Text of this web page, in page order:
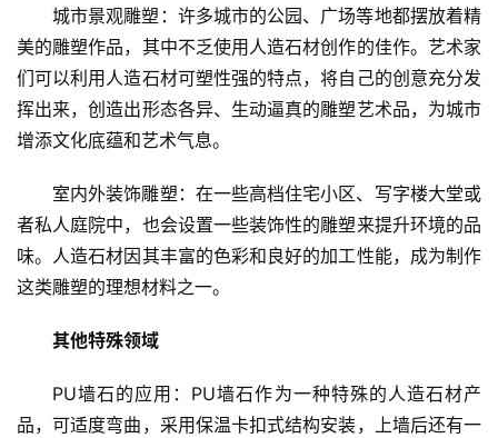
城市景观雕塑：许多城市的公园、广场等地都摆放着精
美的雕塑作品，其中不乏使用人造石材创作的佳作。艺术家
们可以利用人造石材可塑性强的特点，将自己的创意充分发
挥出来，创造出形态各异、生动逼真的雕塑艺术品，为城市
增添文化底蕴和艺术气息。
室内外装饰雕塑：在一些高档住宅小区、写字楼大堂或
者私人庭院中，也会设置一些装饰性的雕塑来提升环境的品
味。人造石材因其丰富的色彩和良好的加工性能，成为制作
这类雕塑的理想材料之一。
其他特殊领域
PU墙石的应用：PU墙石作为一种特殊的人造石材产
品，可适度弯曲，采用保温卡扣式结构安装，上墙后还有一